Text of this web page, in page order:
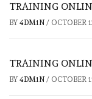
TRAINING
BY 4DM1N / OCTOBER
TRAINING
BY 4DM1N / OCTOBER